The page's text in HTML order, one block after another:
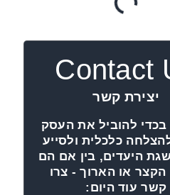
Contact
יצירת קשר
בכדי להוביל את העסק
כלכלית ולסייע
היעדים, בין אם הם
הקצר או הארוך - צרו
קשר עוד היום: